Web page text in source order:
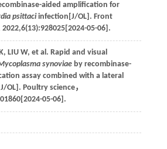
aided amplification for
psittaciinfection[J/OL]. Front
2022,6(13):928025[2024-05-06].
, LIU W, et al. Rapid and visual
synoviaeby recombinase-
assay combined with a lateral
OL]. Poultry science，
2024-05-06].